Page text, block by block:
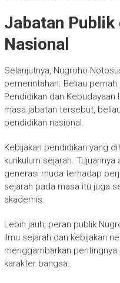
Jabatan
Nasional
Selanjutnya, Nugroho
pemerintahan. Beliau
Pendidikan dan Kebudayaan
masa jabatan tersebut,
pendidikan nasional.
Kebijakan pendidikan yang
kurikulum sejarah.
generasi muda terhadap
sejarah pada masa itu juga
akademis.
Lebih jauh, peran publik
ilmu sejarah dan kebijakan
menggambarkan
karakter bangsa.